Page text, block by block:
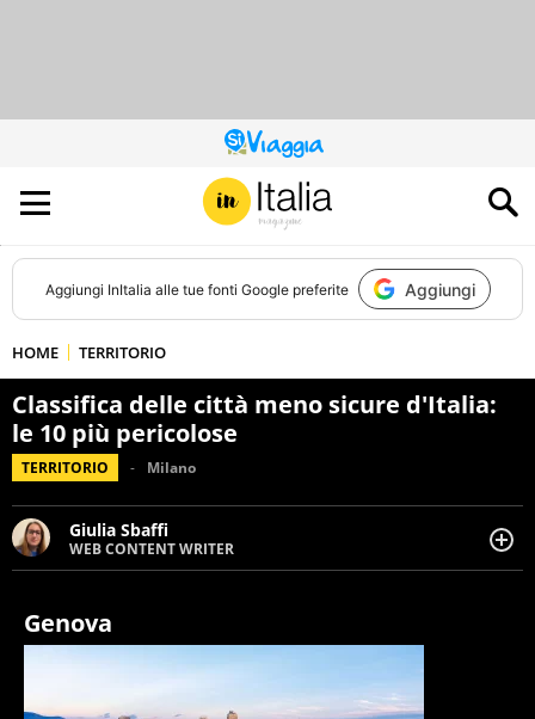
QUESTO
SITO
CONTRIBUISCE
ALL’AUDIENCE
DI
Aggiungi InItalia alle tue fonti Google preferite Aggiungi
HOME TERRITORIO
Classifica delle città meno sicure d'Italia:
le 10 più pericolose
TERRITORIO Milano
Giulia Sbaffi
WEB CONTENT WRITER
Web content writer appassionata di belle storie e di
natura, le piace tenersi informata su ciò che accade
intorno a lei.
Genova